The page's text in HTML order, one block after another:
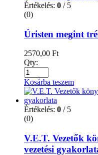
Értékelés: 0 / 5
(0)
Úristen megint
2570,00 Ft
Qty:
Kosárba teszem
Értékelés: 0 / 5
(0)
V.E.T. Vezetők
vezetési